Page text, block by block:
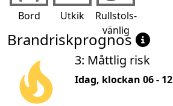
Bord Utkik
Rullstols-
vänlig
Brandriskprognos
3: Måttlig risk
Idag, klockan 06 - 12